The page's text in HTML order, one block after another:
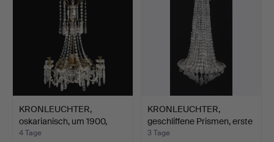
KRONLEUCHTER,
oskarianisch, um 1900,
Geste…
4 Tage
KRONLEUCHTER,
geschliffene Prismen, erste
…
3 Tage